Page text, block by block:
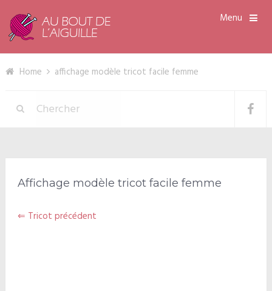
Menu
Home affichage modèle tricot facile femme
Affichage modèle tricot facile femme
⇐ Tricot précédent